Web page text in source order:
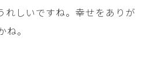
れしいですね。幸せをありが
。